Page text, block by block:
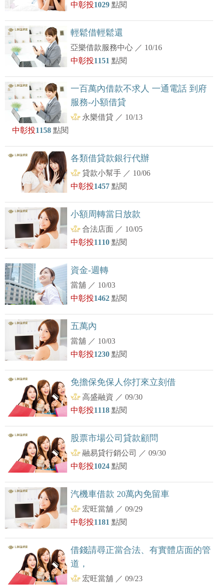
中彰投1029點閱
輕鬆借輕鬆還
亞樂借款服務中心 ／ 10/16
中彰投1151點閱
一百萬內借款不求人 一通電話 到府
服務-小額借貸
永樂借貸 ／ 10/13
中彰投1158 點閱
各類借貸款銀行代辦
貸款小幫手 ／ 10/06
中彰投1457點閱
小額周轉當日放款
合法店面 ／ 10/05
中彰投1110點閱
資金-週轉
當舖 ／ 10/03
中彰投1462點閱
五萬內
當舖 ／ 10/03
中彰投1230點閱
免擔保免保人你打來立刻借
高盛融資 ／09/30
中彰投1118點閱
股票市場公司貸款顧問
融易貸行銷公司 ／09/30
中彰投1024點閱
汽機車借款 20萬內免留車
宏旺當舖 ／09/29
中彰投1181點閱
借錢請尋正當合法、有實體店面的管
道，
宏旺當舖 ／09/23